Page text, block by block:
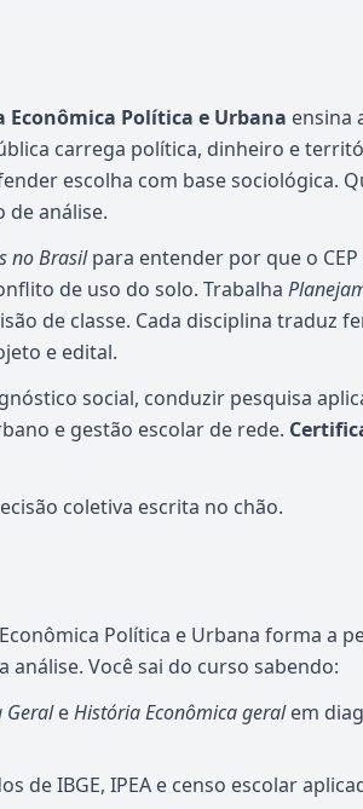
Econômica Política e Urbana ensina
carrega política, dinheiro e
escolha com base sociológica.
de análise.
no Brasilpara entender por que o
de uso do solo. Trabalha
de classe. Cada disciplina traduz
e edital.
social, conduzir pesquisa
e gestão escolar de rede.
coletiva escrita no chão.
Política e Urbana forma a
Você sai do curso sabendo:
GeraleHistória Econômica geralem
de IBGE, IPEA e censo escolar